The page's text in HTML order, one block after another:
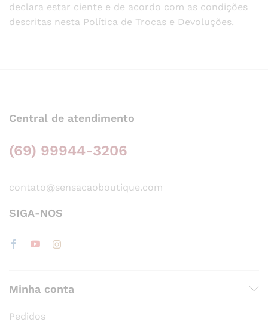
declara estar ciente e de acordo com as condições
descritas nesta Política de Trocas e Devoluções.
Central de atendimento
(69) 99944-3206
contato@sensacaoboutique.com
SIGA-NOS
Minha conta
Pedidos